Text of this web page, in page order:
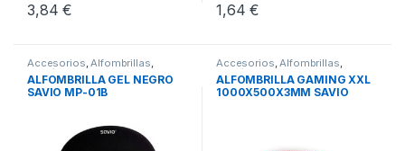
3,84€ 1,64€
Accesorios,Alfombrillas,
Periféricos
ALFOMBRILLA GEL NEGRO
SAVIO MP-01B
Accesorios,Alfombrillas,
Periféricos
ALFOMBRILLA GAMING XXL
1000X500X3MM SAVIO